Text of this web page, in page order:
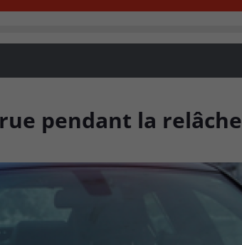
pendant la relâche